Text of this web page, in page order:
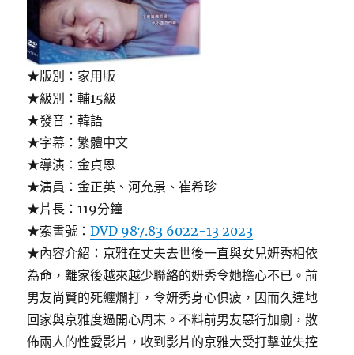
★版別：家用版
★級別：輔15級
★發音：韓語
★字幕：繁體中文
★導演：金貞恩
★演員：金正英、河允景、崔希珍
★片長：119分鐘
★索書號：DVD 987.83 6022-13 2023
★內容介紹：京雅在丈夫去世後一直與女兒妍秀相依
為命，離家後越來越少聯絡的妍秀令她擔心不已。前
男友尚賢的死纏爛打，令妍秀身心俱疲，因而久違地
回家與京雅度過開心周末。不料前男友惡行加劇，散
佈兩人的性愛影片，收到影片的京雅大受打擊並失控